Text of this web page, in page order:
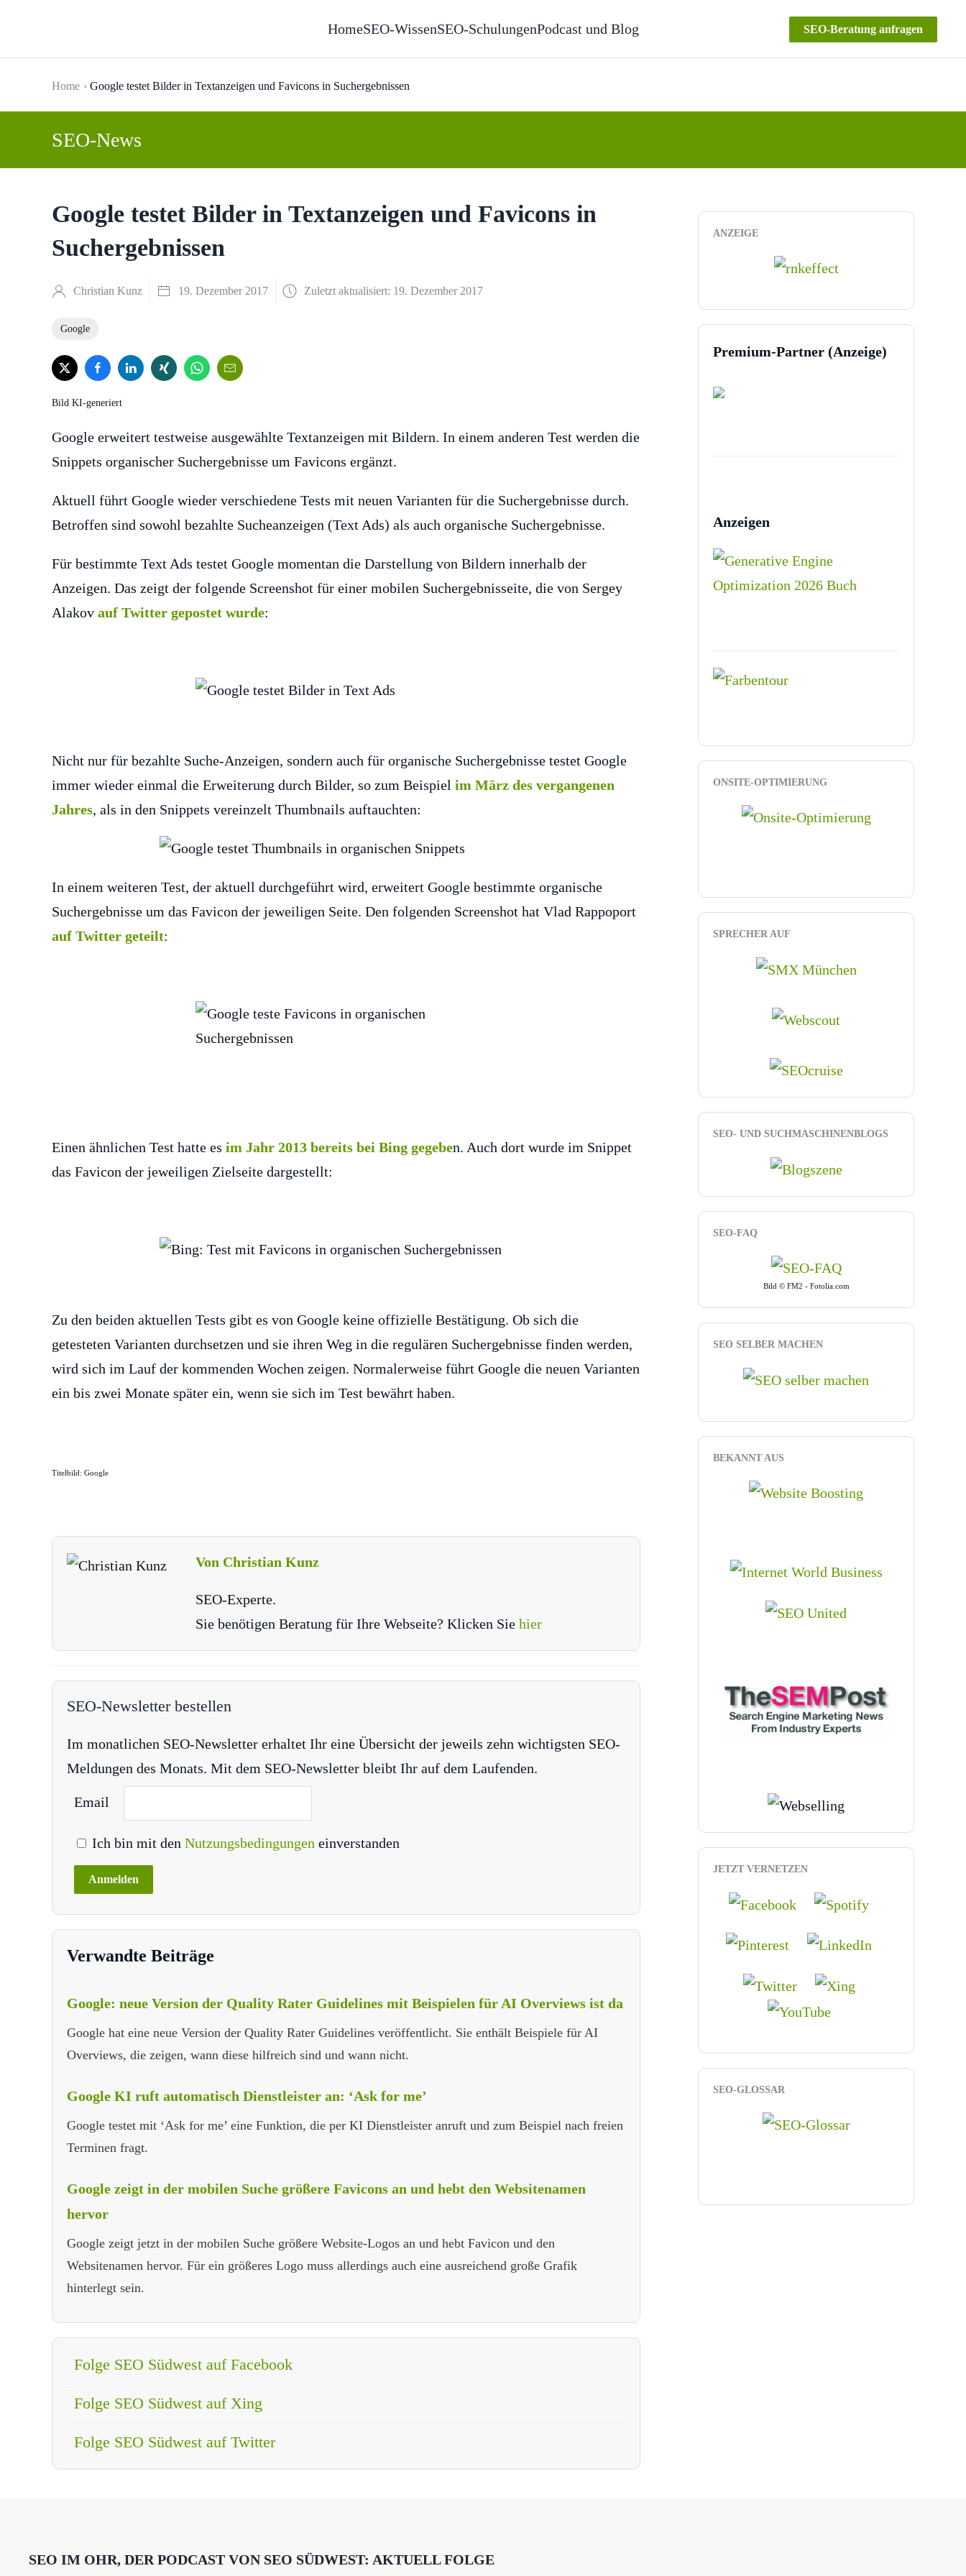
HomeSEO-WissenSEO-SchulungenPodcast und Blog SEO-Beratung anfragen
Home Google testet Bilder in Textanzeigen und Favicons in Suchergebnissen
SEO-News
Google testet Bilder in Textanzeigen und Favicons in
Suchergebnissen
Christian Kunz 19. Dezember 2017 Zuletzt aktualisiert: 19. Dezember 2017
Google
Bild KI-generiert
Google erweitert testweise ausgewählte Textanzeigen mit Bildern. In einem anderen Test werden die
Snippets organischer Suchergebnisse um Favicons ergänzt.
Aktuell führt Google wieder verschiedene Tests mit neuen Varianten für die Suchergebnisse durch.
Betroffen sind sowohl bezahlte Sucheanzeigen (Text Ads) als auch organische Suchergebnisse.
Für bestimmte Text Ads testet Google momentan die Darstellung von Bildern innerhalb der
Anzeigen. Das zeigt der folgende Screenshot für einer mobilen Suchergebnisseite, die von Sergey
Alakov auf Twitter gepostet wurde:
Nicht nur für bezahlte Suche-Anzeigen, sondern auch für organische Suchergebnisse testet Google
immer wieder einmal die Erweiterung durch Bilder, so zum Beispiel im März des vergangenen
Jahres, als in den Snippets vereinzelt Thumbnails auftauchten:
In einem weiteren Test, der aktuell durchgeführt wird, erweitert Google bestimmte organische
Suchergebnisse um das Favicon der jeweiligen Seite. Den folgenden Screenshot hat Vlad Rappoport
auf Twitter geteilt:
Einen ähnlichen Test hatte es im Jahr 2013 bereits bei Bing gegeben. Auch dort wurde im Snippet
das Favicon der jeweiligen Zielseite dargestellt:
Zu den beiden aktuellen Tests gibt es von Google keine offizielle Bestätigung. Ob sich die
getesteten Varianten durchsetzen und sie ihren Weg in die regulären Suchergebnisse finden werden,
wird sich im Lauf der kommenden Wochen zeigen. Normalerweise führt Google die neuen Varianten
ein bis zwei Monate später ein, wenn sie sich im Test bewährt haben.
Titelbild: Google
Von Christian Kunz
SEO-Experte.
Sie benötigen Beratung für Ihre Webseite? Klicken Sie hier
SEO-Newsletter bestellen
Im monatlichen SEO-Newsletter erhaltet Ihr eine Übersicht der jeweils zehn wichtigsten SEO-
Meldungen des Monats. Mit dem SEO-Newsletter bleibt Ihr auf dem Laufenden.
Email
Ich bin mit den Nutzungsbedingungen einverstanden
Verwandte Beiträge
Google: neue Version der Quality Rater Guidelines mit Beispielen für AI Overviews ist da
Google hat eine neue Version der Quality Rater Guidelines veröffentlicht. Sie enthält Beispiele für AI
Overviews, die zeigen, wann diese hilfreich sind und wann nicht.
Google KI ruft automatisch Dienstleister an: ‘Ask for me’
Google testet mit ‘Ask for me’ eine Funktion, die per KI Dienstleister anruft und zum Beispiel nach freien
Terminen fragt.
Google zeigt in der mobilen Suche größere Favicons an und hebt den Websitenamen
hervor
Google zeigt jetzt in der mobilen Suche größere Website-Logos an und hebt Favicon und den
Websitenamen hervor. Für ein größeres Logo muss allerdings auch eine ausreichend große Grafik
hinterlegt sein.
Folge SEO Südwest auf Facebook
Folge SEO Südwest auf Xing
Folge SEO Südwest auf Twitter
ANZEIGE
Premium-Partner (Anzeige)
Anzeigen
ONSITE-OPTIMIERUNG
SPRECHER AUF
SEO- UND SUCHMASCHINENBLOGS
SEO-FAQ
Bild © FM2 - Fotolia.com
SEO SELBER MACHEN
BEKANNT AUS
JETZT VERNETZEN
SEO-GLOSSAR
SEO IM OHR, DER PODCAST VON SEO SÜDWEST: AKTUELL FOLGE